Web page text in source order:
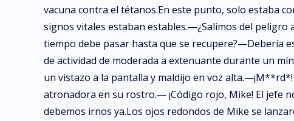
vacuna contra el tétanos.En este punto, solo estaba
signos vitales estaban estables.—¿Salimos del
tiempo debe pasar hasta que se recupere?—Debería
de actividad de moderada a extenuante durante un
un vistazo a la pantalla y maldijo en voz
atronadora en su rostro.— ¡Código rojo, Mike! El jefe
debemos irnos ya.Los ojos redondos de Mike se